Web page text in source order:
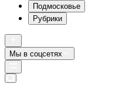
Подмосковье
Рубрики
Мы в соцсетях